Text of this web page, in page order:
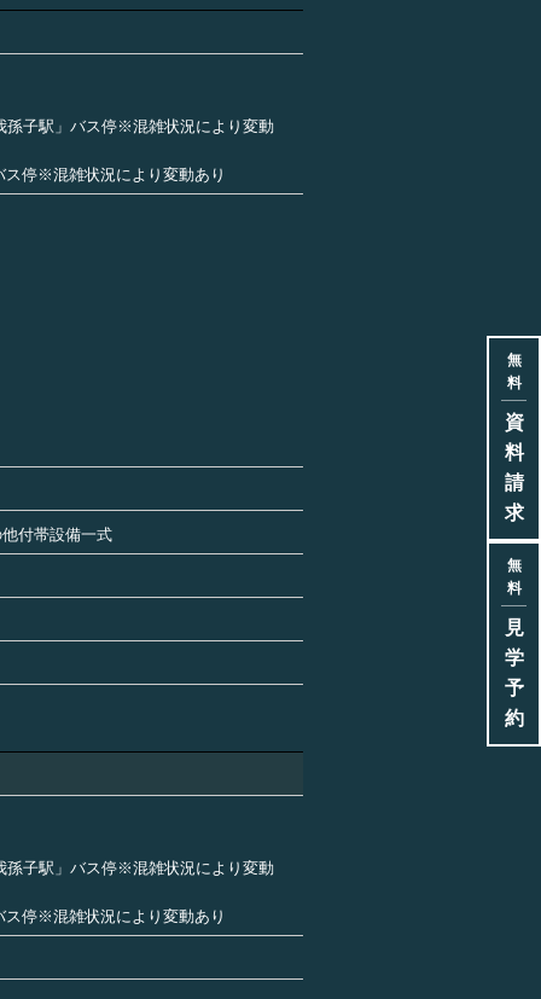
孫子駅」バス停※混雑状況により変動
ス停※混雑状況により変動あり
付帯設備一式
孫子駅」バス停※混雑状況により変動
ス停※混雑状況により変動あり
無
料
資
料
請
求
無
料
見
学
予
約